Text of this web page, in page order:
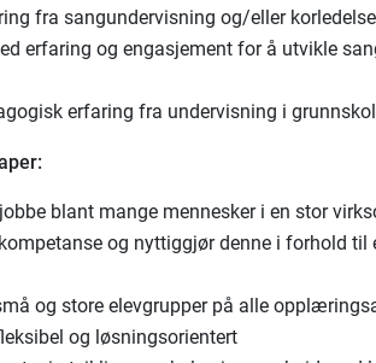
fra sangundervisning og/eller korledelse
erfaring og engasjement for å utvikle
erfaring fra undervisning i
blant mange mennesker i en stor
og nyttiggjør denne i forhold til
og store elevgrupper på alle
og løsningsorientert